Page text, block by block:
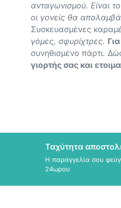
ανταγωνισμού. Είναι
οι γονείς θα
Συσκευασμένες
γόμες, σφυρίχτρες.
συνηθισμένο πάρτι.
γιορτής σας και
Ταχύτητα
Η παραγγελία σου
24ωρου